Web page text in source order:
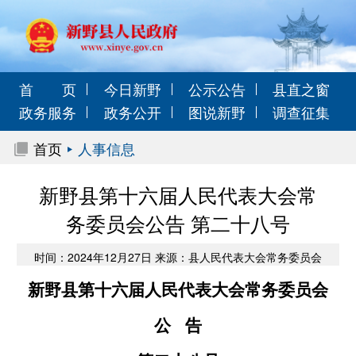
首 页 今日新野 公示公告
县直之窗
政务服务
政务公开 图说新野
调查征集
首页
人事信息
新野县第十六届人民代表大会常
务委员会公告 第二十八号
时间：2024年12月27日 来源：县人民代表大会常务委员会
新野县第十六届人民代表大会常务委员会
公 告